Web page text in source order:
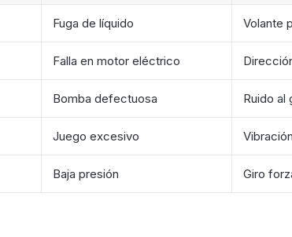
Fuga de líquido Volante
Falla en motor eléctrico
Bomba defectuosa Ruido al
Juego excesivo Vibración
Baja presión Giro